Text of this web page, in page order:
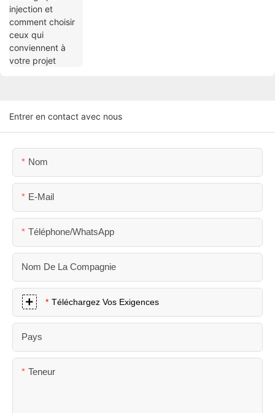
Entrer en contact avec nous
Nom
E-Mail
Téléphone/WhatsApp
Nom De La Compagnie
Téléchargez Vos Exigences
Pays
Teneur